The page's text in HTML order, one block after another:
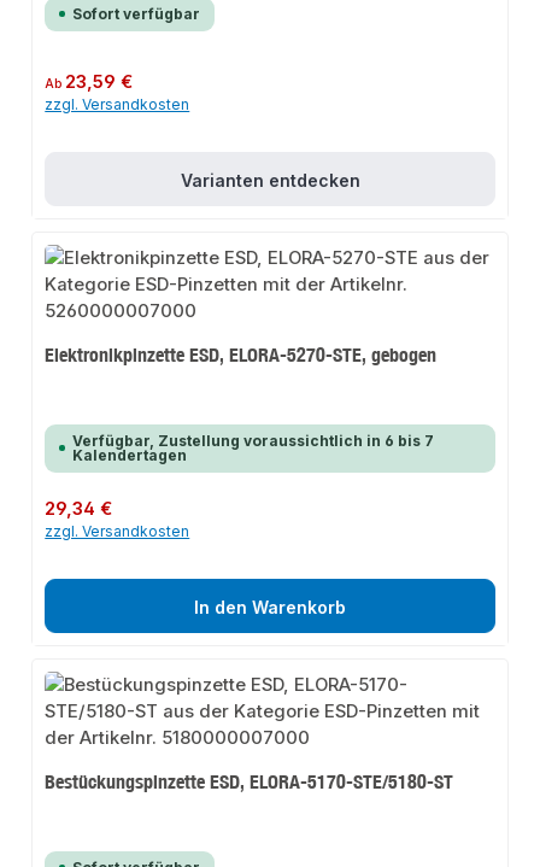
Sofort verfügbar
Regulärer Preis:
Ab 23,59 €
zzgl. Versandkosten
Varianten entdecken
Elektronikpinzette ESD, ELORA-5270-STE, gebogen
Verfügbar, Zustellung voraussichtlich in 6 bis 7
Kalendertagen
Regulärer Preis:
29,34 €
zzgl. Versandkosten
In den Warenkorb
Bestückungspinzette ESD, ELORA-5170-STE/5180-ST